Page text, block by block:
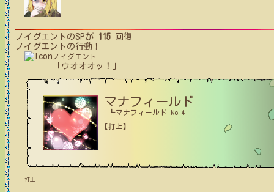
ノイグエント のSPが 115 回復
ノイグエント の行動！
ノイグエント
「ウオオオッ！」
マナフィールド
┗マナフィールド No.4
【打上】
打上